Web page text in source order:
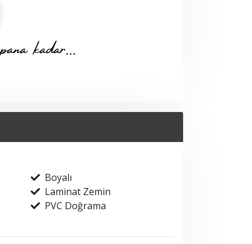
Boyalı
Laminat Zemin
PVC Doğrama